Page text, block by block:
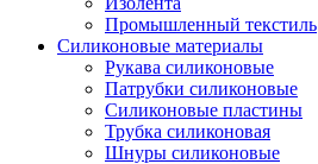
Промышленный текстиль
Силиконовые материалы
Рукава силиконовые
Патрубки силиконовые
Силиконовые пластины
Трубка силиконовая
Шнуры силиконовые